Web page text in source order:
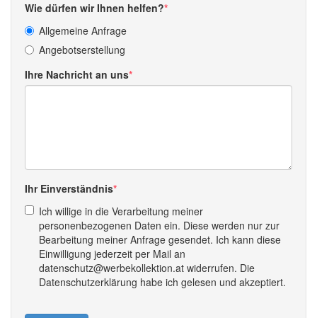
Wie dürfen wir Ihnen helfen?
Allgemeine Anfrage
Angebotserstellung
Ihre Nachricht an uns
Ihr Einverständnis
Ich willige in die Verarbeitung meiner
personenbezogenen Daten ein. Diese werden nur zur
Bearbeitung meiner Anfrage gesendet. Ich kann diese
Einwilligung jederzeit per Mail an
datenschutz@werbekollektion.at widerrufen. Die
Datenschutzerklärung habe ich gelesen und akzeptiert.